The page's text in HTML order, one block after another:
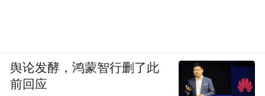
舆论发酵，鸿蒙智行删了此
前回应